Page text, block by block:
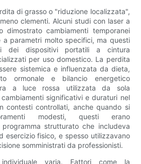
di grasso o "riduzione localizzata",
clementi. Alcuni studi con laser a
dimostrato cambiamenti temporanei
a parametri molto specifici, ma questi
dei dispositivi portatili a cintura
per uso domestico. La perdita
sistemica e influenzata da dieta,
ormonale e bilancio energetico
a luce rossa utilizzata da sola
significativi e duraturi nel
contesti controllati, anche quando si
modesti, questi erano
strutturato che includeva
esercizio fisico, e spesso utilizzavano
somministrati da professionisti.
varia. Fattori come la